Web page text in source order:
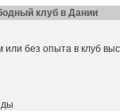
клуб в Дании
без опыта в клуб